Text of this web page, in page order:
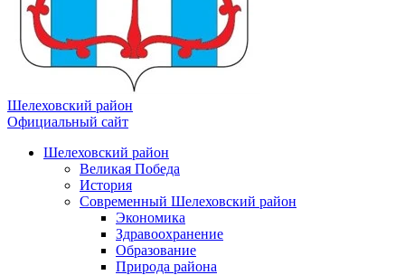
Шелеховский район
Официальный сайт
Шелеховский район
Великая Победа
История
Современный Шелеховский район
Экономика
Здравоохранение
Образование
Природа района